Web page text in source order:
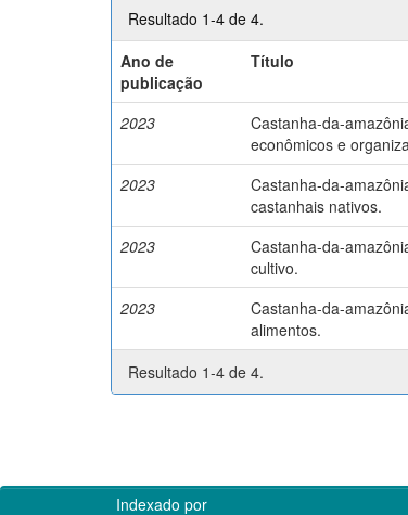
Resultado 1-4 de 4.
Ano de
publicação
Título
2023
Castanha-da-
econômicos e
2023
Castanha-da-
castanhais nativos.
2023
Castanha-da-
cultivo.
2023
Castanha-da-
alimentos.
Resultado 1-4 de 4.
Indexado por